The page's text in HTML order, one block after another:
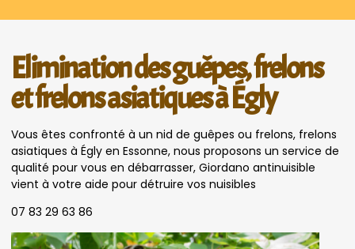
Elimination des guêpes, frelons
et frelons asiatiques à Égly
Vous êtes confronté à un nid de guêpes ou frelons, frelons
asiatiques à Égly en Essonne, nous proposons un service de
qualité pour vous en débarrasser, Giordano antinuisible
vient à votre aide pour détruire vos nuisibles
07 83 29 63 86